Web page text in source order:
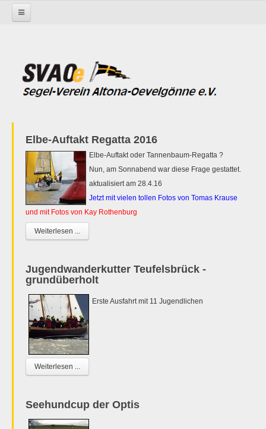
Elbe-Auftakt Regatta 2016
Elbe-Auftakt oder Tannenbaum-Regatta ?
Nun, am Sonnabend war diese Frage gestattet.
aktualisiert am 28.4.16
Jetzt mit vielen tollen Fotos von Tomas Krause
und mit Fotos von Kay Rothenburg
Weiterlesen ...
Jugendwanderkutter Teufelsbrück -
grundüberholt
Erste Ausfahrt mit 11 Jugendlichen
Weiterlesen ...
Seehundcup der Optis